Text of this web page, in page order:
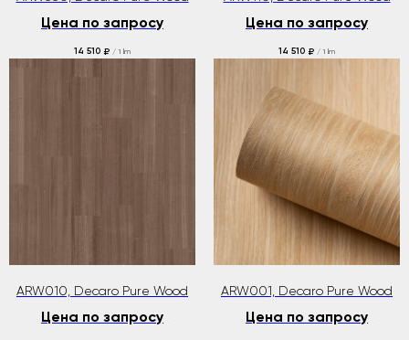
Цена по запросу
14 510 ₽ / 1 lm
Цена по запросу
14 510 ₽ / 1 lm
ARW010, Decaro Pure Wood
Цена по запросу
ARW001, Decaro Pure Wood
Цена по запросу